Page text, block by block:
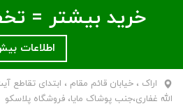
خرید بیشتر =
اطلاعات
اراک ، خیابان قائم مقام ، ابتدای تقاطع
الله غفاری،جنب پوشاک مایا، فروشگاه پلاسکو